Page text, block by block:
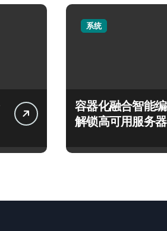
系统
容器化融合智能编
解锁高可用服务器